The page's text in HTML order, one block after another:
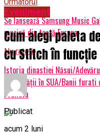
Se lansează Samsung Music
muzică din toată Europa
Nu ratati
Istoria dinastiei Năsui/
Securității în SUA/Banii
Prahova
Eveniment
Cum alegi paleta
cu Stitch în funcție
Publicat
acum 2 luni